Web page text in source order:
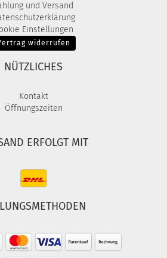
und Versand
Einstellungen
widerrufen
NÜTZLICHES
Kontakt
Öffnungszeiten
ERFOLGT MIT